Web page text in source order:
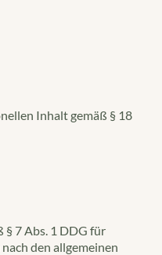
Inhalt gemäß § 18
7 Abs. 1 DDG für
den allgemeinen